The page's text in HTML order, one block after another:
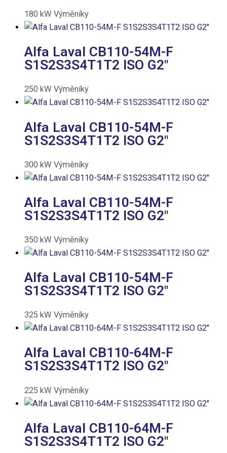
180 kW Výměníky
Alfa Laval CB110-54M-F
S1S2S3S4T1T2 ISO G2″
250 kW Výměníky
Alfa Laval CB110-54M-F
S1S2S3S4T1T2 ISO G2″
300 kW Výměníky
Alfa Laval CB110-54M-F
S1S2S3S4T1T2 ISO G2″
350 kW Výměníky
Alfa Laval CB110-54M-F
S1S2S3S4T1T2 ISO G2″
325 kW Výměníky
Alfa Laval CB110-64M-F
S1S2S3S4T1T2 ISO G2″
225 kW Výměníky
Alfa Laval CB110-64M-F
S1S2S3S4T1T2 ISO G2″